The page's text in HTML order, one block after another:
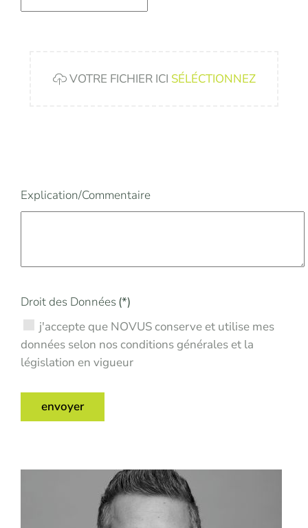
VOTRE FICHIER ICI SÉLÉCTIONNEZ
Explication/Commentaire
Droit des Données(*)
données selon nos conditions générales et la
législation en vigueur
envoyer